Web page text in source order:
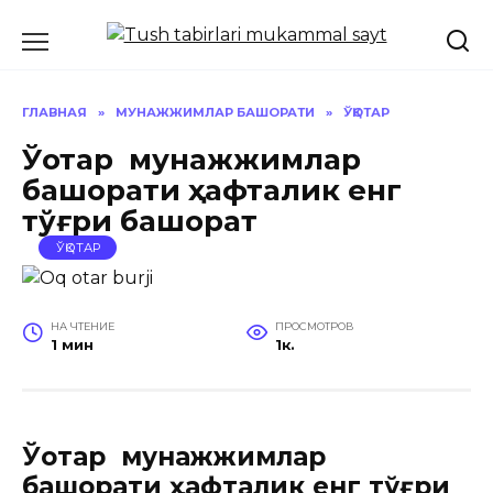
ГЛАВНАЯ » МУНАЖЖИМЛАР БАШОРАТИ » ЎҚОТАР
Ўқотар мунажжимлар
башорати ҳафталик енг
тўғри башорат
ЎҚОТАР
НА ЧТЕНИЕ
1 мин
ПРОСМОТРОВ
1к.
Ўқотар мунажжимлар
башорати ҳафталик енг тўғри